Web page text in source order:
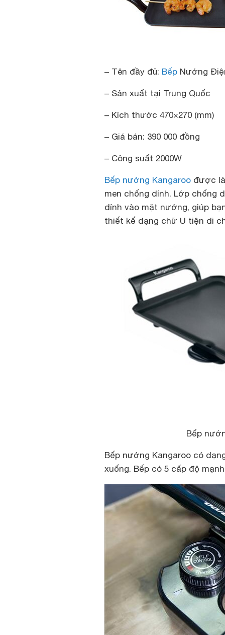
– Tên đầy đủ: Bếp Nướng
– Sản xuất tại Trung Quốc
– Kích thước 470×270 (mm)
– Giá bán: 390 000 đồng
– Công suất 2000W
Bếp nướng Kangaroo được
men chống dính. Lớp chống
dính vào mặt nướng, giúp
thiết kế dạng chữ U tiện di
Bếp
Bếp nướng Kangaroo có
xuống. Bếp có 5 cấp độ